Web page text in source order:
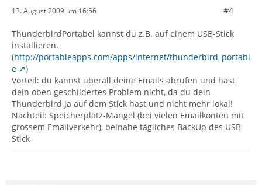
13. August 2009 um 16:56 #4
ThunderbirdPortabel kannst du z.B. auf einem USB-Stick
installieren.
(http://portableapps.com/apps/internet/thunderbird_portabl
e
)
Vorteil: du kannst überall deine Emails abrufen und hast
dein oben geschildertes Problem nicht, da du dein
Thunderbird ja auf dem Stick hast und nicht mehr lokal!
Nachteil: Speicherplatz-Mangel (bei vielen Emailkonten mit
grossem Emailverkehr), beinahe tägliches BackUp des USB-
Stick